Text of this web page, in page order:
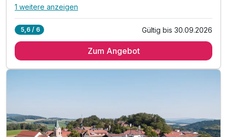
Alle Inklusivleistungen
2 x reichhaltiges Frühstück vom Buffet
1 weitere anzeigen
5,6 / 6 Gültig bis 30.09.2026
Zum Angebot